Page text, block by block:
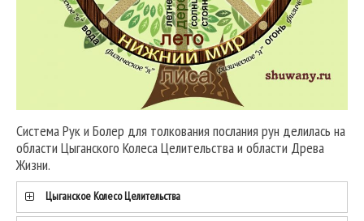
Система Рук и Болер для толкования послания рун делилась на
области Цыганского Колеса Целительства и области Древа
Жизни.
Цыганское Колесо Целительства